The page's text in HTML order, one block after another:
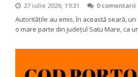
27 iulie 2026, 19:31
0 comentarii
Autoritățile au emis, în această seară,
o mare parte din județul Satu Mare, ca